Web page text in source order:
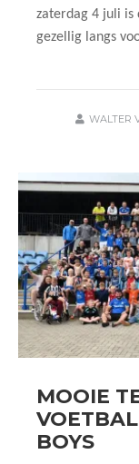
zaterdag 4 juli is
gezellig langs
WALTER
MOOIE
BOYS